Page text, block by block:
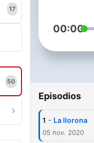
17
50
00:00
Episodios
1 - La llorona
05 nov. 2020